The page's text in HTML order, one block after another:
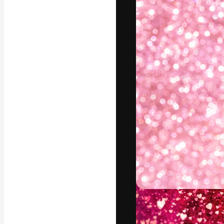
La piattaforma
migliori lavori.
creativi,
Italiano
Copyright ©